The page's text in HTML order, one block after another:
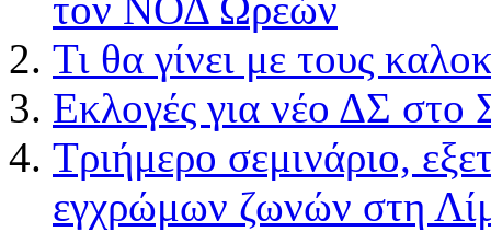
Τι θα γίνει με τους
Εκλογές για νέο ΔΣ
Τριήμερο σεμινάριο,
εγχρώμων ζωνών στη